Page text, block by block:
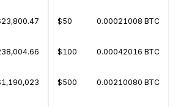
$50 0.00021008 BTC
$100 0.00042016 BTC
$500 0.00210080 BTC